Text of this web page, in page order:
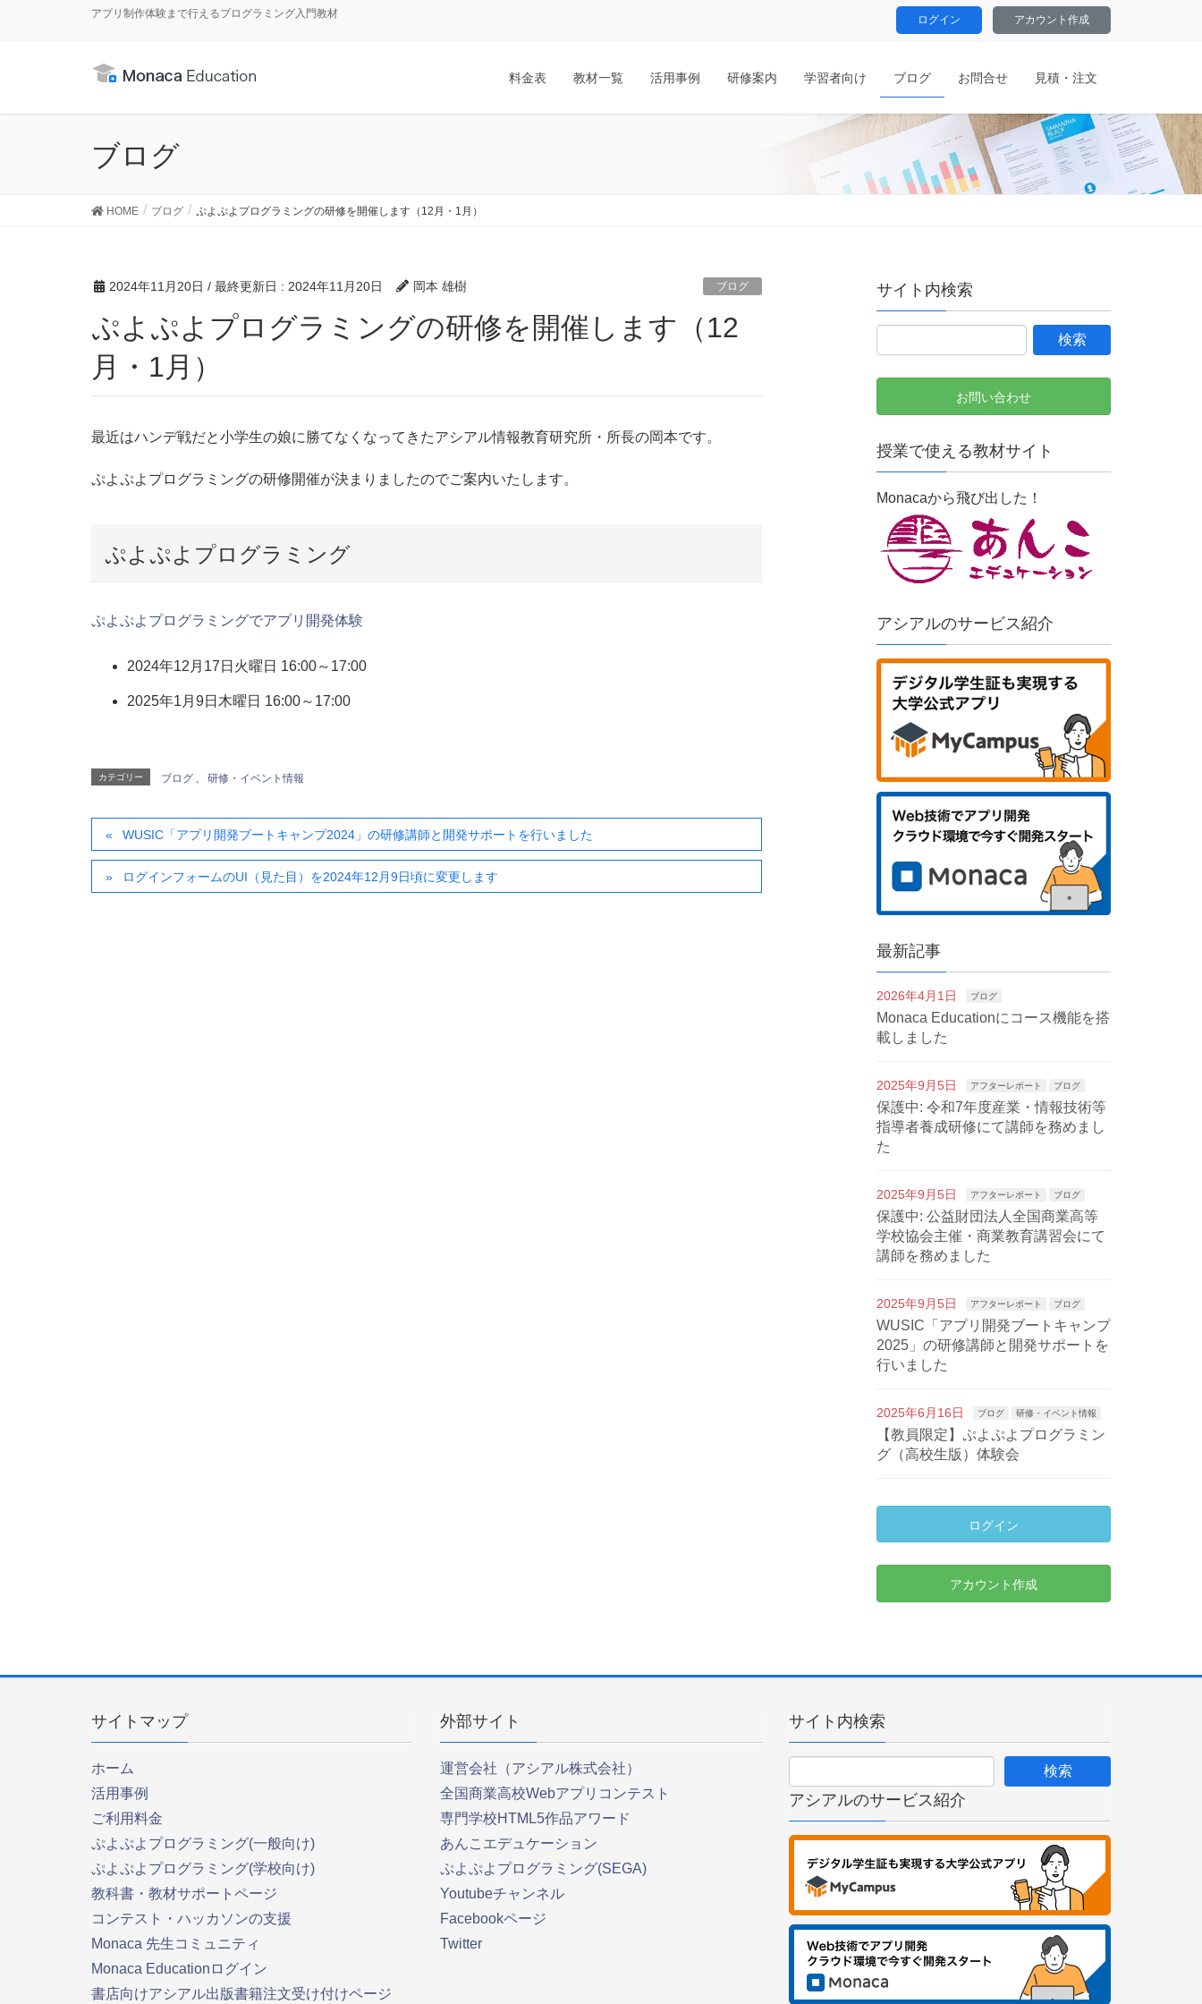
アプリ制作体験まで行えるプログラミング入門教材 ログイン アカウント作成
料金表 教材一覧 活用事例 研修案内 学習者向け ブログ お問合せ 見積・注文
ブログ
HOME ブログ ぷよぷよプログラミングの研修を開催します（12月・1月）
2024年11月20日 / 最終更新日 : 2024年11月20日 岡本 雄樹 ブログ
ぷよぷよプログラミングの研修を開催します（12
月・1月）
最近はハンデ戦だと小学生の娘に勝てなくなってきたアシアル情報教育研究所・所長の岡本です。
ぷよぷよプログラミングの研修開催が決まりましたのでご案内いたします。
ぷよぷよプログラミング
ぷよぷよプログラミングでアプリ開発体験
2024年12月17日火曜日 16:00～17:00
2025年1月9日木曜日 16:00～17:00
カテゴリー ブログ 研修・イベント情報
WUSIC「アプリ開発ブートキャンプ2024」の研修講師と開発サポートを行いました
ログインフォームのUI（見た目）を2024年12月9日頃に変更します
サイト内検索
お問い合わせ
授業で使える教材サイト
Monacaから飛び出した！
アシアルのサービス紹介
最新記事
2026年4月1日 ブログ
Monaca Educationにコース機能を搭
載しました
2025年9月5日 アフターレポート ブログ
保護中: 令和7年度産業・情報技術等
指導者養成研修にて講師を務めまし
た
2025年9月5日 アフターレポート ブログ
保護中: 公益財団法人全国商業高等
学校協会主催・商業教育講習会にて
講師を務めました
2025年9月5日 アフターレポート ブログ
WUSIC「アプリ開発ブートキャンプ
2025」の研修講師と開発サポートを
行いました
2025年6月16日 ブログ 研修・イベント情報
【教員限定】ぷよぷよプログラミン
グ（高校生版）体験会
ログイン
アカウント作成
サイトマップ
ホーム
活用事例
ご利用料金
ぷよぷよプログラミング(一般向け)
ぷよぷよプログラミング(学校向け)
教科書・教材サポートページ
コンテスト・ハッカソンの支援
Monaca 先生コミュニティ
Monaca Educationログイン
書店向けアシアル出版書籍注文受け付けページ
外部サイト
運営会社（アシアル株式会社）
全国商業高校Webアプリコンテスト
専門学校HTML5作品アワード
あんこエデュケーション
ぷよぷよプログラミング(SEGA)
Youtubeチャンネル
Facebookページ
Twitter
サイト内検索
アシアルのサービス紹介